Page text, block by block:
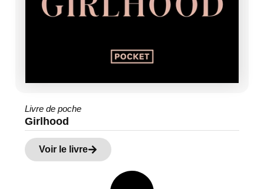
Livre de poche
Girlhood
Voir le livre